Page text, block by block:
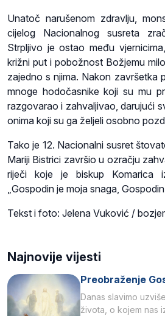
Unatoč narušenom zdravlju,
cijelog Nacionalnog susreta
Strpljivo je ostao među
križni put i pobožnost Božjemu
zajedno s njima. Nakon završetka
mnoge hodočasnike koji su mu
razgovarao i zahvaljivao, darujući
onima koji su ga željeli osobno
Tako je 12. Nacionalni susret
Mariji Bistrici završio u ozračju
riječi koje je biskup Komarica
„Gospodin je moja snaga,
Tekst i foto: Jelena Vuković /
Najnovije vijesti
Preobraženje
Danas slavimo
života, o kojem nas